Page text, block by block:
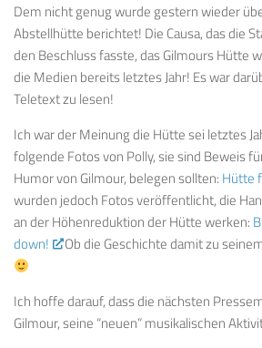
Dem nicht genug wurde gestern wieder
Abstellhütte berichtet! Die Causa, das die
den Beschluss fasste, das Gilmours Hütte
die Medien bereits letztes Jahr! Es war
Teletext zu lesen!
Ich war der Meinung die Hütte sei letztes
folgende Fotos von Polly, sie sind Beweis
Humor von Gilmour, belegen sollten: Hütte
wurden jedoch Fotos veröffentlicht, die
an der Höhenreduktion der Hütte werken:
down!
Ob die Geschichte damit zu
Ich hoffe darauf, dass die nächsten
Gilmour, seine “neuen” musikalischen